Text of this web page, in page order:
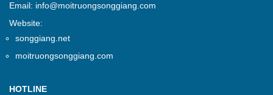
Email: info@moitruongsonggiang.com
Website:
songgiang.net
moitruongsonggiang.com
HOTLINE